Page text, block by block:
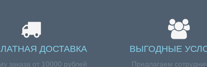
ДОСТАВКА
заказа от 10000 рублей
ВЫГОДНЫЕ
Предлагаем